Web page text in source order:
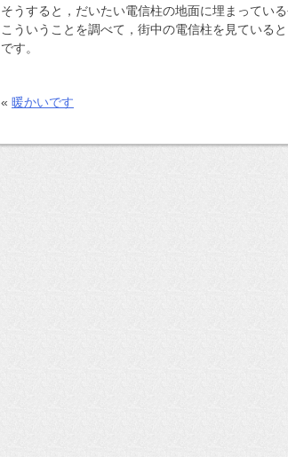
そうすると，だいたい電信柱の地面に埋まってい
こういうことを調べて，街中の電信柱を見ている
です。
« 暖かいです